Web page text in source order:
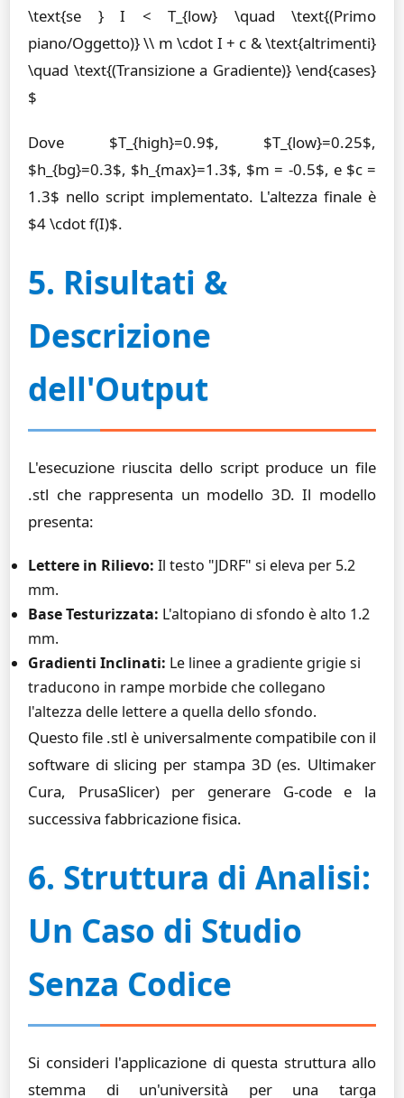
\text{se } I < T_{low} \quad \text{(Primo
piano/Oggetto)} \\ m \cdot I + c & \text{altrimenti}
\quad \text{(Transizione a Gradiente)} \end{cases}
$
Dove $T_{high}=0.9$, $T_{low}=0.25$,
$h_{bg}=0.3$, $h_{max}=1.3$, $m = -0.5$, e $c =
1.3$ nello script implementato. L'altezza finale è
$4 \cdot f(I)$.
5. Risultati &
Descrizione
dell'Output
L'esecuzione riuscita dello script produce un file
.stl che rappresenta un modello 3D. Il modello
presenta:
Lettere in Rilievo: Il testo "JDRF" si eleva per 5.2
mm.
Base Testurizzata: L'altopiano di sfondo è alto 1.2
mm.
Gradienti Inclinati: Le linee a gradiente grigie si
traducono in rampe morbide che collegano
l'altezza delle lettere a quella dello sfondo.
Questo file .stl è universalmente compatibile con il
software di slicing per stampa 3D (es. Ultimaker
Cura, PrusaSlicer) per generare G-code e la
successiva fabbricazione fisica.
6. Struttura di Analisi:
Un Caso di Studio
Senza Codice
Si consideri l'applicazione di questa struttura allo
stemma di un'università per una targa